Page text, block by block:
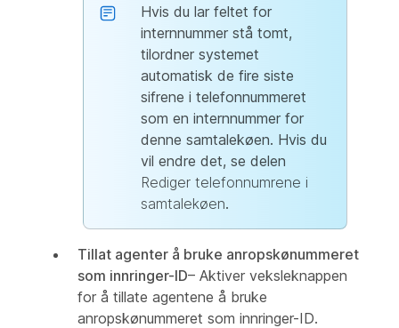
Hvis du lar feltet for
internnummer stå tomt,
tilordner systemet
automatisk de fire siste
sifrene i telefonnummeret
som en internnummer for
denne samtalekøen. Hvis du
vil endre det, se delen
Rediger telefonnumrene i
samtalekøen.
Tillat agenter å bruke anropskønummeret
som innringer-ID– Aktiver veksleknappen
for å tillate agentene å bruke
anropskønummeret som innringer-ID.